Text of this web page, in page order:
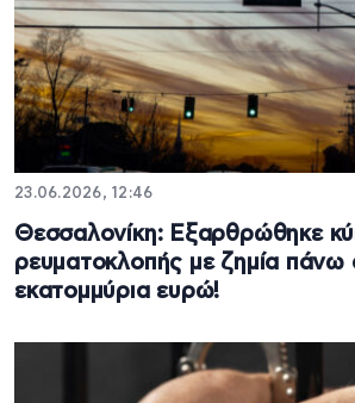
23.06.2026, 12:46
Θεσσαλονίκη: Εξαρθρώθηκε
ρευματοκλοπής με ζημία πάνω
εκατομμύρια ευρώ!